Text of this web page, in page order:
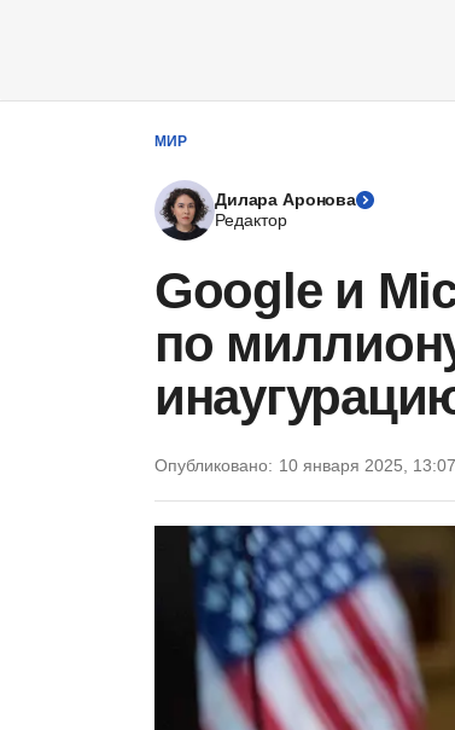
МИР
Дилара Аронова
Редактор
Google и
по
Опубликовано: 10 января 2025, 13:07